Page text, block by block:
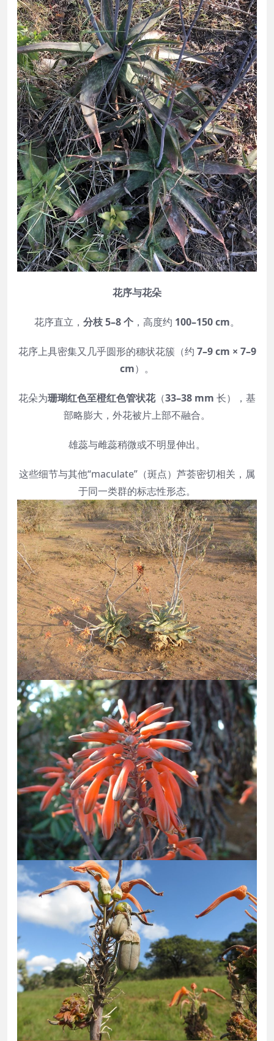
花序与花朵
花序直立， 分枝 5–8 个 ，高度约 100–150 cm。
花序上具密集又几乎圆形的穗状花簇（约 7–9 cm × 7–9
cm）。
花朵为珊瑚红色至橙红色管状花（33–38 mm 长），基
部略膨大，外花被片上部不融合。
雄蕊与雌蕊稍微或不明显伸出。
这些细节与其他“maculate”（斑点）芦荟密切相关，属
于同一类群的标志性形态。